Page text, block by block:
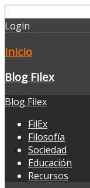
Login
Inicio
Blog Filex
Blog Filex
FilEx
Filosofía
Sociedad
Educación
Recursos